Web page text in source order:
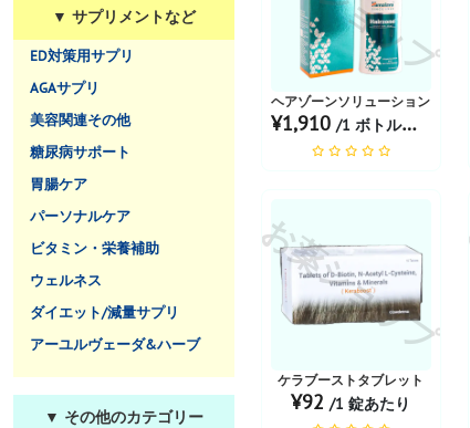
▼ サプリメントなど
ED対策用サプリ
AGAサプリ
美容関連その他
糖尿病サポート
胃腸ケア
パーソナルケア
ビタミン・栄養補助
ウェルネス
ダイエット/減量サプリ
アーユルヴェーダ&ハーブ
▼ その他のカテゴリー
ヘアゾーンソリューション
¥1,910 /1 ボトルあたり
お薬ショップ
ケラブーストタブレット
¥92/1 錠あたり